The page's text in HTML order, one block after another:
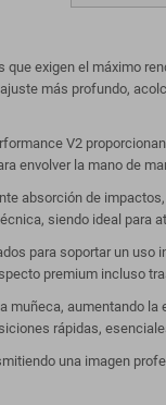
exigen el máximo
más profundo,
V2
envolver la mano de
absorción de
siendo ideal para
para soportar un
premium incluso
muñeca, aumentando
rápidas,
una imagen